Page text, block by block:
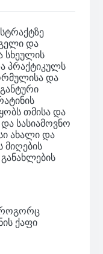
გელი და
სხეულის
პრაქტიკულს
და
თმისა და
სასიამოვნო
ახალი და
მიღების
როგორც
ქაფი